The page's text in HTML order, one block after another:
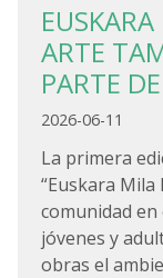
ARTE
PARTE
2026-06-11
La primera
“Euskara
comunidad en
jóvenes y
obras el